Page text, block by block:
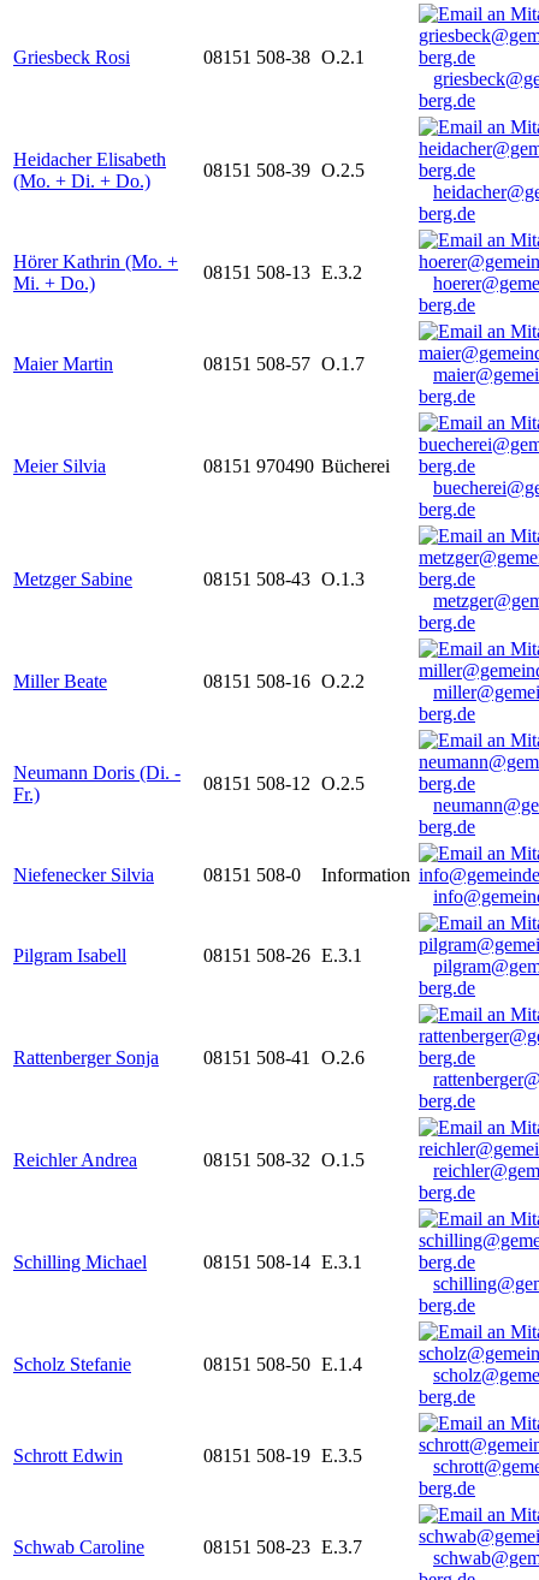
Griesbeck Rosi 08151 508-38 O.2.1
berg.de
Heidacher Elisabeth
(Mo. + Di. + Do.)
08151 508-39 O.2.5
berg.de
Hörer Kathrin (Mo. +
Mi. + Do.)
08151 508-13 E.3.2
berg.de
Maier Martin 08151 508-57 O.1.7
berg.de
Meier Silvia 08151 970490 Bücherei
berg.de
Metzger Sabine 08151 508-43 O.1.3
berg.de
Miller Beate 08151 508-16 O.2.2
berg.de
Neumann Doris (Di. -
Fr.)
08151 508-12 O.2.5
berg.de
Niefenecker Silvia 08151 508-0
Information
Pilgram Isabell 08151 508-26 E.3.1
berg.de
Rattenberger Sonja 08151 508-41
O.2.6
berg.de
Reichler Andrea 08151 508-32 O.1.5
berg.de
Schilling Michael 08151 508-14 E.3.1
berg.de
Scholz Stefanie 08151 508-50 E.1.4
berg.de
Schrott Edwin 08151 508-19 E.3.5
berg.de
Schwab Caroline 08151 508-23 E.3.7